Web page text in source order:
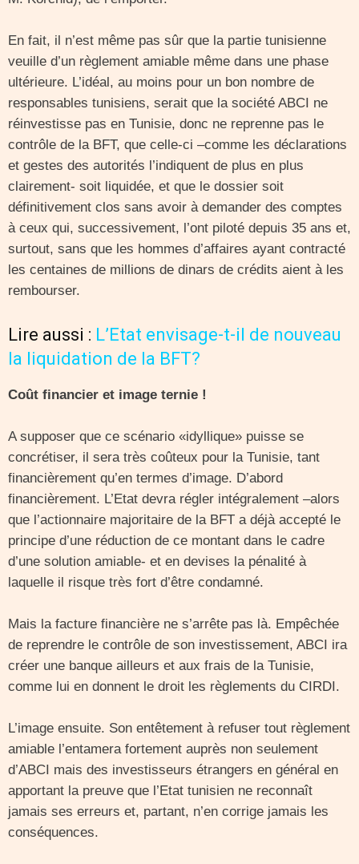
En fait, il n’est même pas sûr que la partie tunisienne
veuille d’un règlement amiable même dans une phase
ultérieure. L’idéal, au moins pour un bon nombre de
responsables tunisiens, serait que la société ABCI ne
réinvestisse pas en Tunisie, donc ne reprenne pas le
contrôle de la BFT, que celle-ci –comme les déclarations
et gestes des autorités l’indiquent de plus en plus
clairement- soit liquidée, et que le dossier soit
définitivement clos sans avoir à demander des comptes
à ceux qui, successivement, l’ont piloté depuis 35 ans et,
surtout, sans que les hommes d’affaires ayant contracté
les centaines de millions de dinars de crédits aient à les
rembourser.
Lire aussi : L’Etat envisage-t-il de nouveau
la liquidation de la BFT?
Coût financier et image ternie !
A supposer que ce scénario «idyllique» puisse se
concrétiser, il sera très coûteux pour la Tunisie, tant
financièrement qu’en termes d’image. D’abord
financièrement. L’Etat devra régler intégralement –alors
que l’actionnaire majoritaire de la BFT a déjà accepté le
principe d’une réduction de ce montant dans le cadre
d’une solution amiable- et en devises la pénalité à
laquelle il risque très fort d’être condamné.
Mais la facture financière ne s’arrête pas là. Empêchée
de reprendre le contrôle de son investissement, ABCI ira
créer une banque ailleurs et aux frais de la Tunisie,
comme lui en donnent le droit les règlements du CIRDI.
L’image ensuite. Son entêtement à refuser tout règlement
amiable l’entamera fortement auprès non seulement
d’ABCI mais des investisseurs étrangers en général en
apportant la preuve que l’Etat tunisien ne reconnaît
jamais ses erreurs et, partant, n’en corrige jamais les
conséquences.